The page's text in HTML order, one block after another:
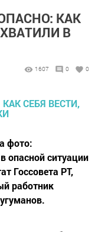
КАК
В
1607 0 0
фото:
опасной ситуации
Госсовета РТ,
работник